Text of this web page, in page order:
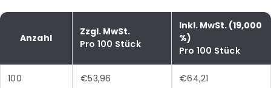
Anzahl
Zzgl. MwSt.
Pro 100 Stück
Inkl. MwSt. (19,000
%)
Pro 100 Stück
100 €53,96 €64,21